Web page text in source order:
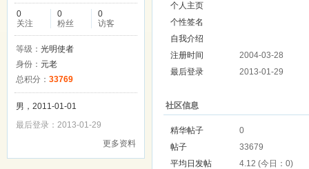
0
关注
0
粉丝
0
访客
等级： 光明使者
身份： 元老
总积分： 33769
男，2011-01-01
最后登录：2013-01-29
更多资料
个人主页
个性签名
自我介绍
注册时间
2004-03-28
最后登录
2013-01-29
社区信息
精华帖子
0
帖子
33679
平均日发帖
4.12 (今日：0)